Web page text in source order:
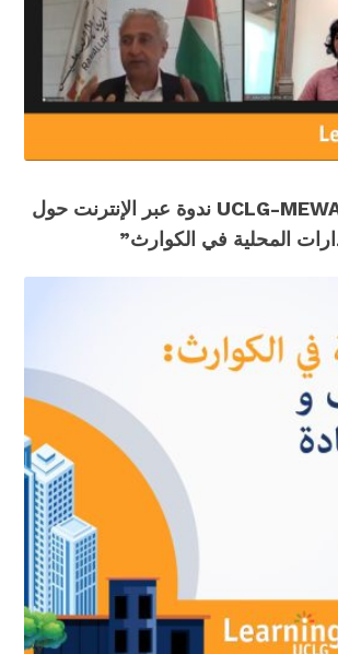
نظمت منظمة UCLG-MEWA ندوة عبر الإنترنت حول
المحلية في الكوارث”